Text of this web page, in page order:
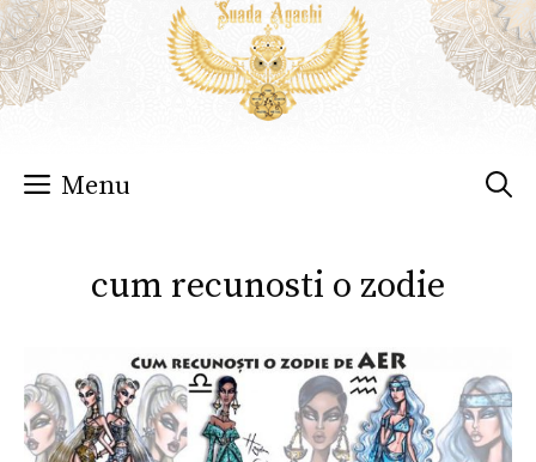
Sari
la
conținut
Menu
cum recunosti o zodie